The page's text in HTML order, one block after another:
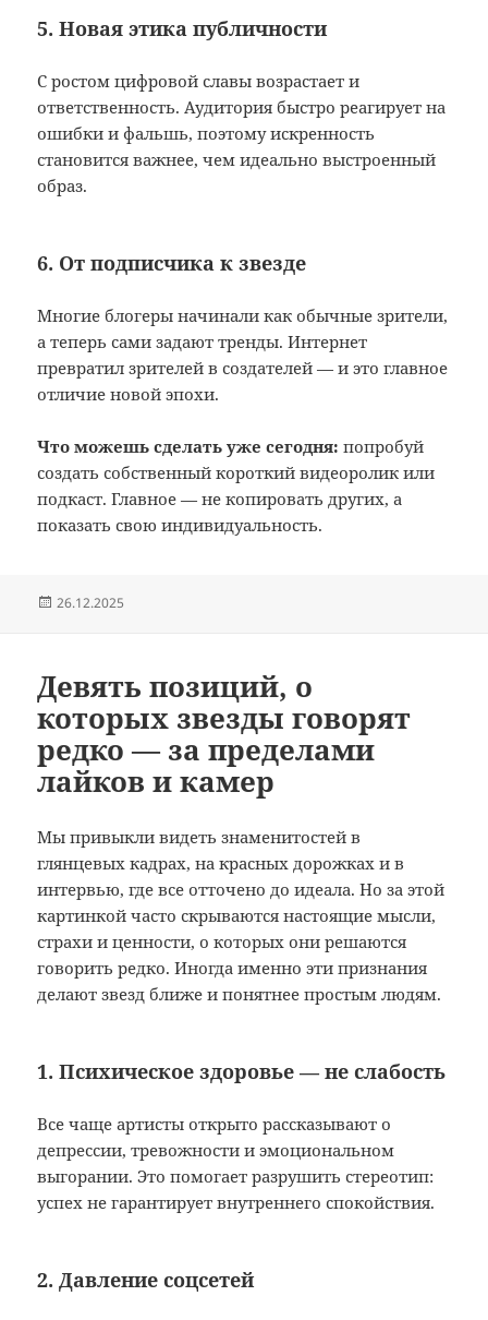
5. Новая этика публичности
С ростом цифровой славы возрастает и
ответственность. Аудитория быстро реагирует на
ошибки и фальшь, поэтому искренность
становится важнее, чем идеально выстроенный
образ.
6. От подписчика к звезде
Многие блогеры начинали как обычные зрители,
а теперь сами задают тренды. Интернет
превратил зрителей в создателей — и это главное
отличие новой эпохи.
Что можешь сделать уже сегодня: попробуй
создать собственный короткий видеоролик или
подкаст. Главное — не копировать других, а
показать свою индивидуальность.
Опубликовано
26.12.2025
Девять позиций, о
которых звезды говорят
редко — за пределами
лайков и камер
Мы привыкли видеть знаменитостей в
глянцевых кадрах, на красных дорожках и в
интервью, где все отточено до идеала. Но за этой
картинкой часто скрываются настоящие мысли,
страхи и ценности, о которых они решаются
говорить редко. Иногда именно эти признания
делают звезд ближе и понятнее простым людям.
1. Психическое здоровье — не слабость
Все чаще артисты открыто рассказывают о
депрессии, тревожности и эмоциональном
выгорании. Это помогает разрушить стереотип:
успех не гарантирует внутреннего спокойствия.
2. Давление соцсетей